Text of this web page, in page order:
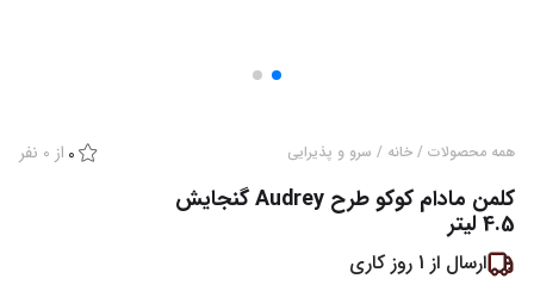
همه محصولات / خانه / سرو و پذیرایی 0 از 0 نفر
کلمن مادام کوکو طرح Audrey گنجایش
4.5 لیتر
ارسال از 1 روز کاری